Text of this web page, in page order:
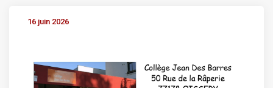
16 juin 2026